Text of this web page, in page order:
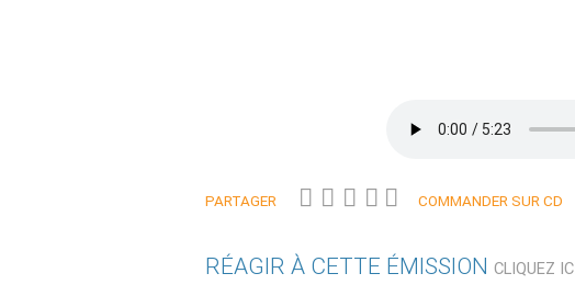
PARTAGER COMMANDER SUR CD
RÉAGIR À CETTE ÉMISSION CLIQUEZ ICI